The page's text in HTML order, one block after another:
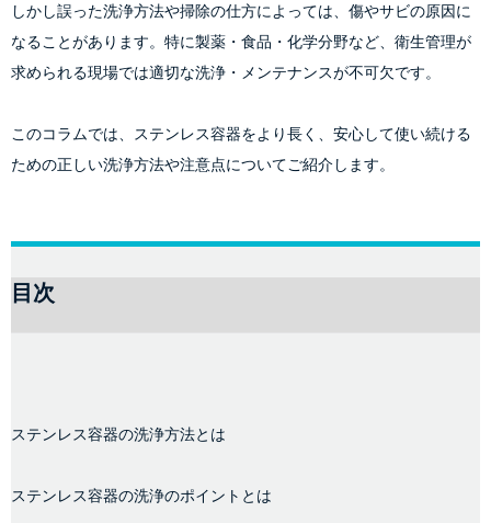
しかし誤った洗浄方法や掃除の仕方によっては、傷やサビの原因に
なることがあります。特に製薬・食品・化学分野など、衛生管理が
求められる現場では適切な洗浄・メンテナンスが不可欠です。
このコラムでは、ステンレス容器をより長く、安心して使い続ける
ための正しい洗浄方法や注意点についてご紹介します。
目次
ステンレス容器の洗浄方法とは
ステンレス容器の洗浄のポイントとは